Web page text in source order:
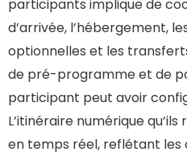
participants implique de
d’arrivée, l’hébergement,
optionnelles et les
de pré-programme et de
participant peut avoir
L’itinéraire numérique
en temps réel, reflétant